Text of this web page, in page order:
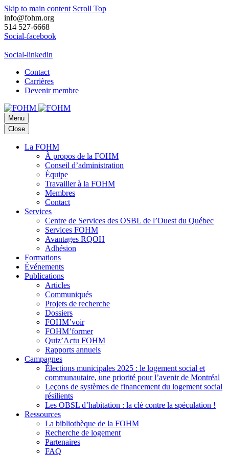
Skip to main content Scroll Top
info@fohm.org
514 527-6668
Social-facebook
Social-linkedin
Contact
Carrières
Devenir membre
Menu
Close
La FOHM
À propos de la FOHM
Conseil d’administration
Équipe
Travailler à la FOHM
Membres
Contact
Services
Centre de Services des OSBL de l’Ouest du Québec
Services FOHM
Avantages RQOH
Adhésion
Formations
Événements
Publications
Articles
Communiqués
Projets de recherche
Dossiers
FOHM’voir
FOHM’former
Quiz’Actu FOHM
Rapports annuels
Campagnes
Élections municipales 2025 : le logement social et
communautaire, une priorité pour l’avenir de Montréal
Leçons de systèmes de financement du logement social
résilients
Les OBSL d’habitation : la clé contre la spéculation !
Ressources
La bibliothèque de la FOHM
Recherche de logement
Partenaires
FAQ